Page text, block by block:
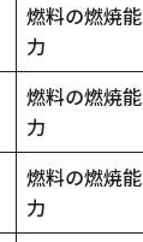
燃料の燃焼能
力
燃料の燃焼能
力
燃料の燃焼能
力